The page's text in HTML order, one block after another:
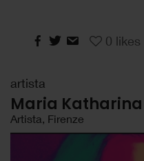
0 likes
artista
Maria
Artista, Firenze